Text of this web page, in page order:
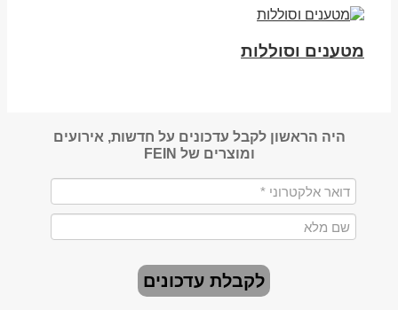
מטענים וסוללות
היה הראשון לקבל עדכונים על חדשות, אירועים
ומוצרים של FEIN
לקבלת עדכונים